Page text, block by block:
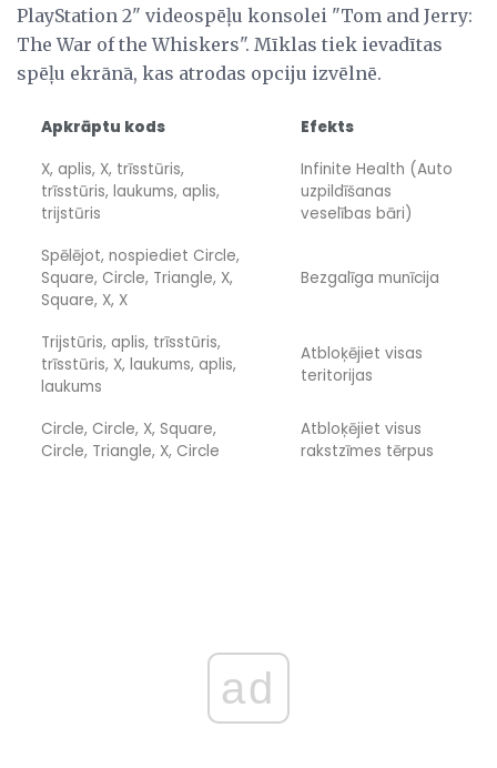
PlayStation 2" videospēļu konsolei "Tom and Jerry:
The War of the Whiskers". Mīklas tiek ievadītas
spēļu ekrānā, kas atrodas opciju izvēlnē.
Apkrāptu kods
Efekts
X, aplis, X, trīsstūris,
trīsstūris, laukums, aplis,
trijstūris
Infinite Health (Auto
uzpildīšanas
veselības bāri)
Spēlējot, nospiediet Circle,
Square, Circle, Triangle, X,
Square, X, X
Bezgalīga munīcija
Trijstūris, aplis, trīsstūris,
trīsstūris, X, laukums, aplis,
laukums
Atbloķējiet visas
teritorijas
Circle, Circle, X, Square,
Circle, Triangle, X, Circle
Atbloķējiet visus
rakstzīmes tērpus
ad